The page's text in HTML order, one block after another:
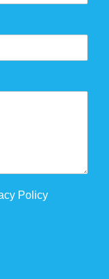
Policy